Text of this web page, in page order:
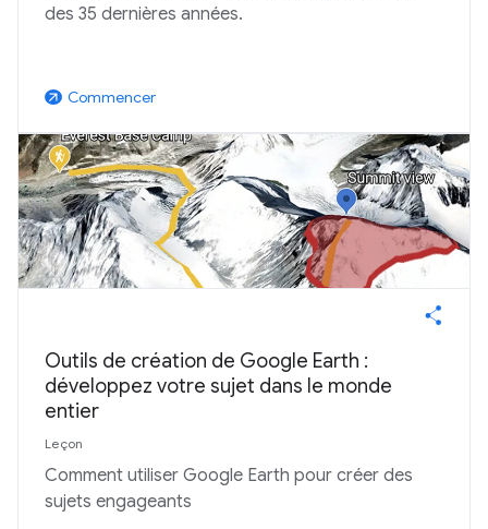
des 35 dernières années.
arrow_outward Commencer
Outils de création de Google Earth :
développez votre sujet dans le monde
entier
Leçon
Comment utiliser Google Earth pour créer des
sujets engageants